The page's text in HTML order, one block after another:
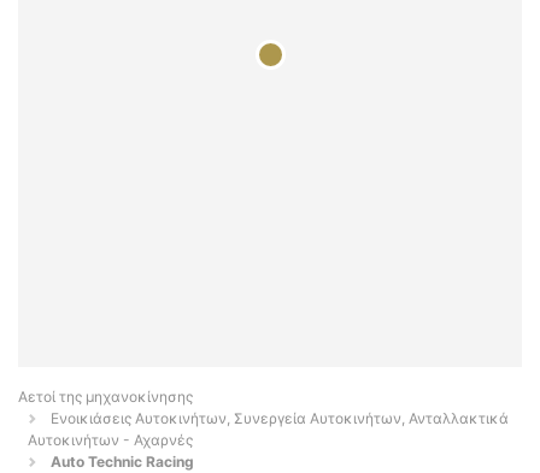
Αετοί της μηχανοκίνησης
Ενοικιάσεις Αυτοκινήτων, Συνεργεία Αυτοκινήτων, Ανταλλακτικά
Αυτοκινήτων - Αχαρνές
Auto Technic Racing